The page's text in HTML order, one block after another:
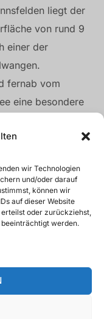
wir Technologien
und/oder darauf
können wir
auf dieser Website
oder zurückziehst,
werden.
liegt der
von rund 9
einer der
fernab vom
eine besondere
bietet mit einer
bis zu 4,30
ein naturnahes
artenreicher
den
Ort für